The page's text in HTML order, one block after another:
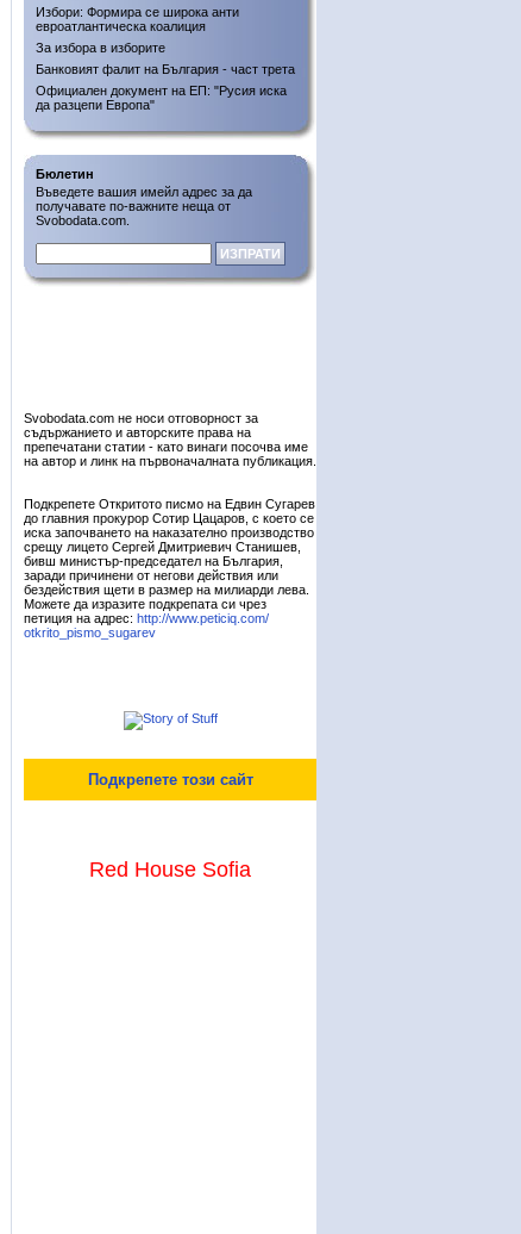
Избори: Формира се широка анти
евроатлантическа коалиция
За избора в изборите
Банковият фалит на България - част трета
Официален документ на ЕП: "Русия иска
да разцепи Европа"
Бюлетин
Въведете вашия имейл адрес за да
получавате по-важните неща от
Svobodata.com.
Svobodata.com не носи отговорност за
съдържанието и авторските права на
препечатани статии - като винаги посочва име
на автор и линк на първоначалната публикация.
Подкрепете Откритото писмо на Едвин Сугарев
до главния прокурор Сотир Цацаров, с което се
иска започването на наказателно производство
срещу лицето Сергей Дмитриевич Станишев,
бивш министър-председател на България,
заради причинени от негови действия или
бездействия щети в размер на милиарди лева.
Можете да изразите подкрепата си чрез
петиция на адрес: http://www.peticiq.com/
otkrito_pismo_sugarev
Подкрепете този сайт
Red House Sofia